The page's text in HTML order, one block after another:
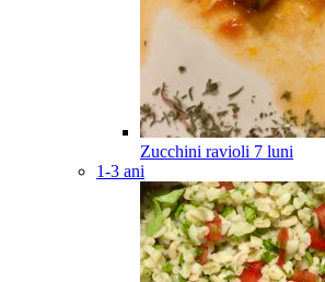
Zucchini ravioli 7 luni
1-3 ani